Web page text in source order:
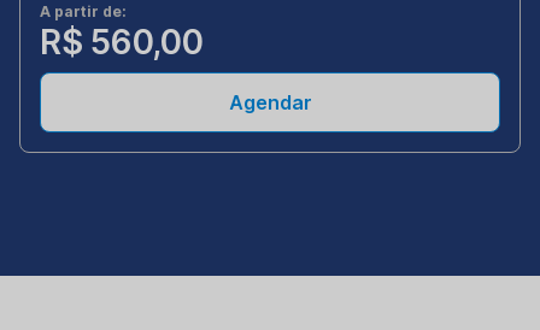
A partir de:
R$ 560,00
Agendar